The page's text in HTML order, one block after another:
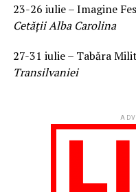
23-26 iulie – Imagine
Cetății Alba Carolina
27-31 iulie – Tabăra
Transilvaniei